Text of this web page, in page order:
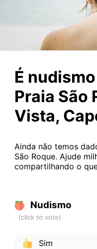
É
Praia São
Vista,
Ainda não temos
São Roque. Ajude
compartilhando o
Nudismo
Sim